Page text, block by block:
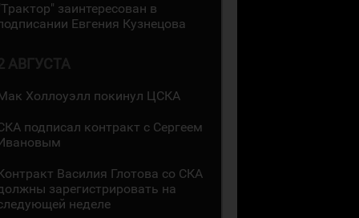
заинтересован в
Евгения Кузнецова
АВГУСТА
Холлоуэлл покинул ЦСКА
подписал контракт с Сергеем
Василия Глотова со СКА
зарегистрировать на
неделе